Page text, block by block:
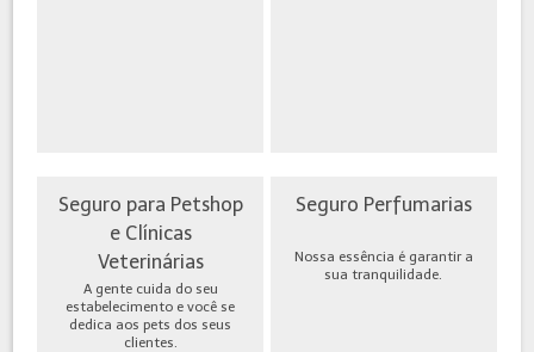
Seguro para Petshop
e Clínicas
Veterinárias
A gente cuida do seu
estabelecimento e você se
dedica aos pets dos seus
clientes.
Seguro Perfumarias
Nossa essência é garantir a
sua tranquilidade.